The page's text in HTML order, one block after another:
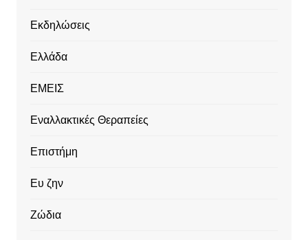
Εκδηλώσεις
Ελλάδα
ΕΜΕΙΣ
Εναλλακτικές Θεραπείες
Επιστήμη
Ευ ζην
Ζώδια